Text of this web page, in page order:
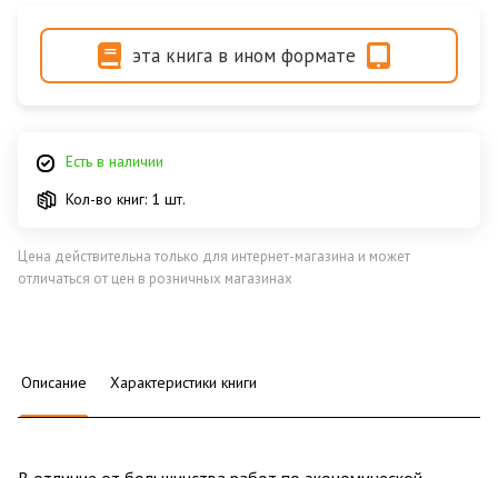
эта книга в ином формате
Есть в наличии
Кол-во книг: 1 шт.
Цена действительна только для интернет-магазина и может
отличаться от цен в розничных магазинах
Описание Характеристики книги